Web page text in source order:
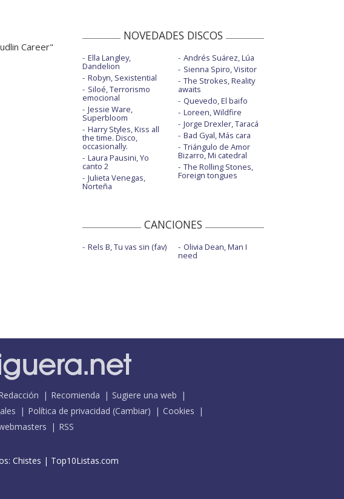
Career"
NOVEDADES DISCOS
Ella Langley,
Dandelion
Robyn, Sexistential
Siloé, Terrorismo
emocional
Jessie Ware,
Superbloom
Harry Styles, Kiss all
the time. Disco,
occasionally.
Laura Pausini, Yo
canto 2
Julieta Venegas,
Norteña
Andrés Suárez, Lúa
Sienna Spiro, Visitor
The Strokes, Reality
awaits
Quevedo, El baifo
Loreen, Wildfire
Jorge Drexler, Taracá
Bad Gyal, Más cara
Triángulo de Amor
Bizarro, Mi catedral
The Rolling Stones,
Foreign tongues
CANCIONES
Rels B, Tu vas sin (fav) Olivia Dean, Man I
need
Recomienda
Sugiere una web
Política de privacidad (Cambiar)
Cookies
RSS
Chistes | Top10Listas.com